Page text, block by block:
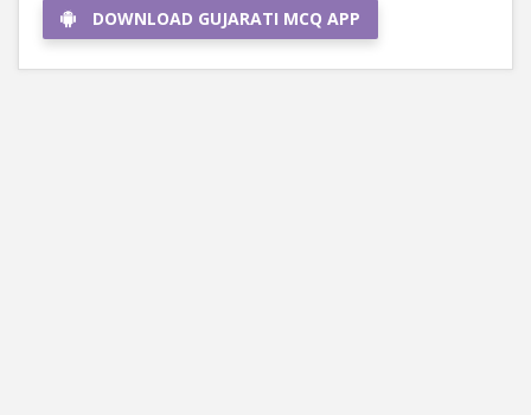
DOWNLOAD GUJARATI MCQ APP